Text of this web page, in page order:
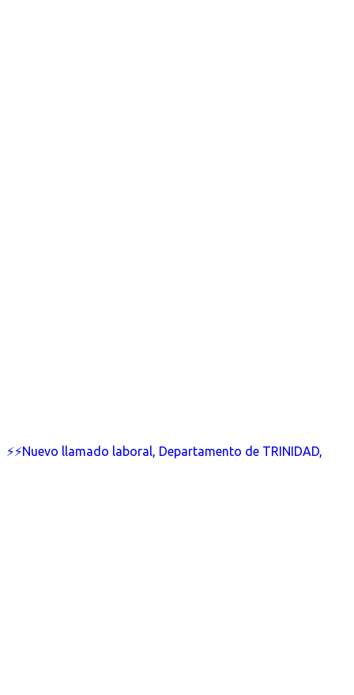
⚡⚡Nuevo llamado laboral, Departamento de TRINIDAD,